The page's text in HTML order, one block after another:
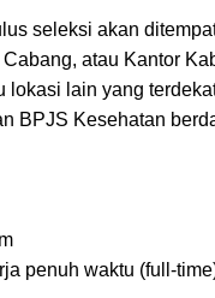
seleksi akan
atau Kantor
lokasi lain yang
BPJS Kesehatan
penuh waktu (full-